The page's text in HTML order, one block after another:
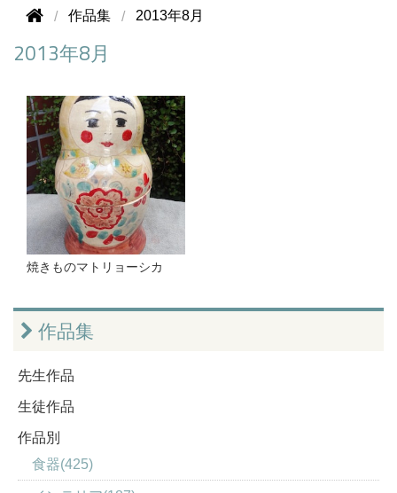
作品集 2013年8月
2013年8月
焼きものマトリョーシカ
作品集
先生作品
生徒作品
作品別
食器(425)